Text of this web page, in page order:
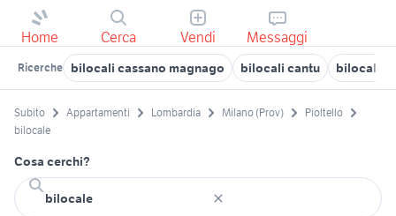
Home Cerca Vendi Messaggi
Ricerche bilocali cassano magnago bilocali cantu bilocale
Subito Appartamenti Lombardia Milano (Prov)
Pioltello
bilocale
Cosa cerchi?